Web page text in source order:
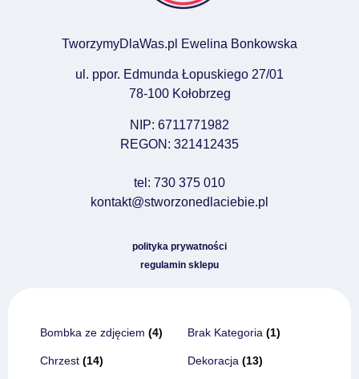
TworzymyDlaWas.pl Ewelina Bonkowska
ul. ppor. Edmunda Łopuskiego 27/01
78-100 Kołobrzeg
NIP: 6711771982
REGON: 321412435
tel: 730 375 010
kontakt@stworzonedlaciebie.pl
polityka prywatności
regulamin sklepu
Bombka ze zdjęciem (4) Brak Kategoria (1)
Chrzest (14) Dekoracja (13)